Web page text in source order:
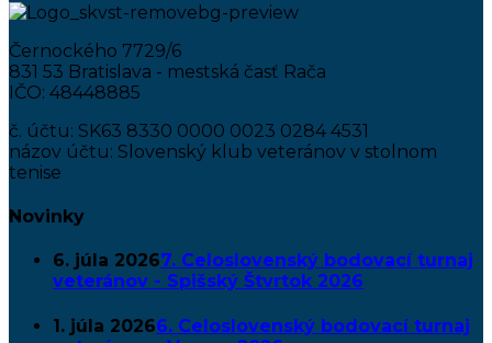
Černockého 7729/6
831 53 Bratislava - mestská časť Rača
IČO: 48448885
č. účtu: SK63 8330 0000 0023 0284 4531
názov účtu: Slovenský klub veteránov v stolnom
tenise
Novinky
6. júla 20267. Celoslovenský bodovací turnaj
veteránov - Spišský Štvrtok 2026
1. júla 20266. Celoslovenský bodovací turnaj